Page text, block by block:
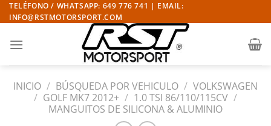
Saltar
al
TELÉFONO / WHATSAPP: 649 776 741 | EMAIL:
INFO@RSTMOTORSPORT.COM
INICIO / BÚSQUEDA POR VEHICULO / VOLKSWAGEN
/ GOLF MK7 2012+ / 1.0 TSI 86/110/115CV /
MANGUITOS DE SILICONA & ALUMINIO